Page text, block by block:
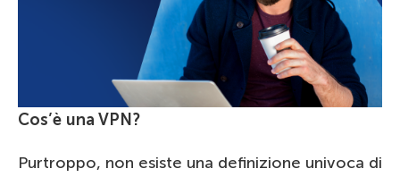
Cos’è una VPN?
Purtroppo, non esiste una definizione univoca di